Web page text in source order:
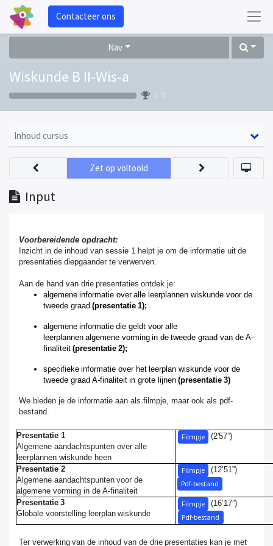
Contacteer ons
Nav
Wiskunde B II-Wis-a
0 %
Inhoud cursus
Input
Zet op voltooid
Voorbereidende opdracht:
Inzicht in de inhoud van sessie 1 helpt je om de informatie uit de
presentaties diepgaander te verwerven.
Aan de hand van drie presentaties ontdek je:
algemene informatie over alle leerplannen wiskunde voor de
tweede graad (presentatie 1);
algemene informatie die geldt voor alle
leerplannen algemene vorming in de tweede graad van de A-
finaliteit (presentatie 2);
specifieke informatie over het leerplan wiskunde voor de
tweede graad A-finaliteit in grote lijnen (presentatie 3)
We bieden je de informatie aan als filmpje, maar ook als pdf-
bestand.
Presentatie 1
Algemene aandachtspunten over alle
leerplannen wiskunde heen
Filmpje (2'57”)
Presentatie 2
Algemene aandachtspunten voor de
algemene vorming in de A-finaliteit
Filmpje
(12’51”)
Pdf-bestand
Presentatie 3
Globale voorstelling leerplan wiskunde
Filmpje
(16’17”)
Pdf-bestand
Ter verwerking van de inhoud van de drie presentaties kan je met